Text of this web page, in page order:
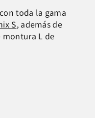
toda la gama
S, además de
montura L de